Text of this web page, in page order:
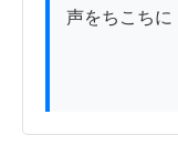
声をちこちに